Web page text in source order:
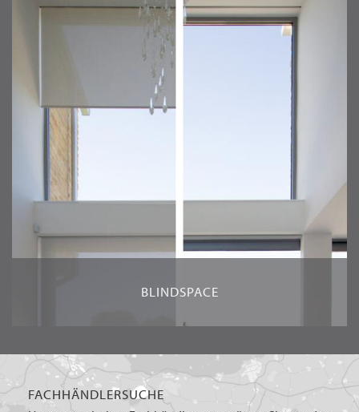
BLINDSPACE
FACHHÄNDLERSUCHE